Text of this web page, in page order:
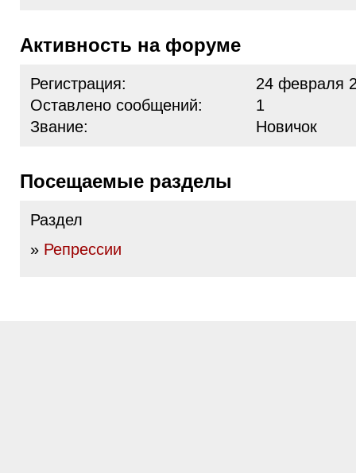
Активность на форуме
Регистрация:
24 февраля
Оставлено сообщений:
1
Звание:
Новичок
Посещаемые разделы
Раздел
» Репрессии